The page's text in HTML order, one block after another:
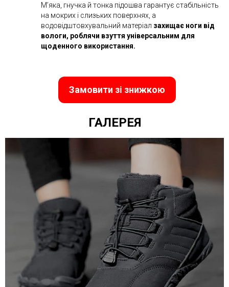
М’яка, гнучка й тонка підошва гарантує стабільність
на мокрих і слизьких поверхнях, а
водовідштовхувальний матеріал захищає ноги від
вологи, роблячи взуття універсальним для
щоденного використання.
Замовити зі знижкою
ГАЛЕРЕЯ